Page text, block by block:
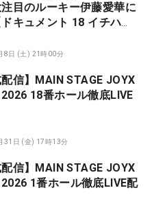
目のルーキー伊藤愛華に
キュメント 18 イチハ
8日 (土) 21時00分
配信】MAIN STAGE JOYX
ール徹底LIVE
31日 (金) 17時13分
配信】MAIN STAGE JOYX
ル徹底LIVE配